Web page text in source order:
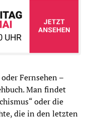
Fernsehen –
Man findet
oder die
die in den letzten